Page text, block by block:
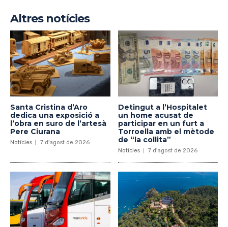
Altres notícies
Santa Cristina d’Aro
dedica una exposició a
l’obra en suro de l’artesà
Pere Ciurana
Notícies 7 d'agost de 2026
Detingut a l’Hospitalet
un home acusat de
participar en un furt a
Torroella amb el mètode
de “la collita”
Notícies 7 d'agost de 2026